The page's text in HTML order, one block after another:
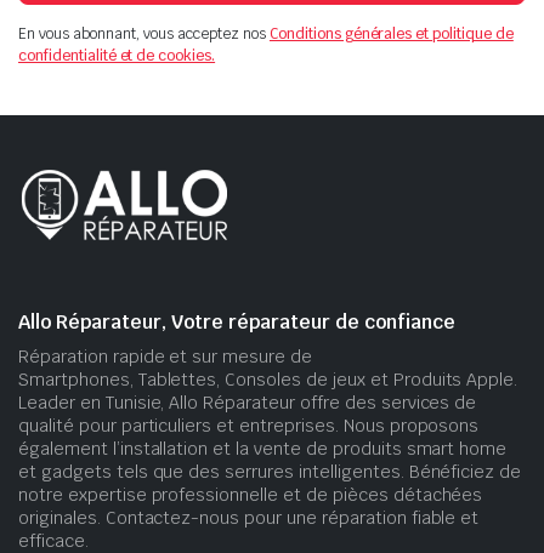
En vous abonnant, vous acceptez nosConditions générales et politique de
confidentialité et de cookies.
Allo Réparateur, Votre réparateur de confiance
Réparation rapide et sur mesure de
Smartphones, Tablettes, Consoles de jeux et Produits Apple.
Leader en Tunisie, Allo Réparateur offre des services de
qualité pour particuliers et entreprises. Nous proposons
également l’installation et la vente de produits smart home
et gadgets tels que des serrures intelligentes. Bénéficiez de
notre expertise professionnelle et de pièces détachées
originales. Contactez-nous pour une réparation fiable et
efficace.